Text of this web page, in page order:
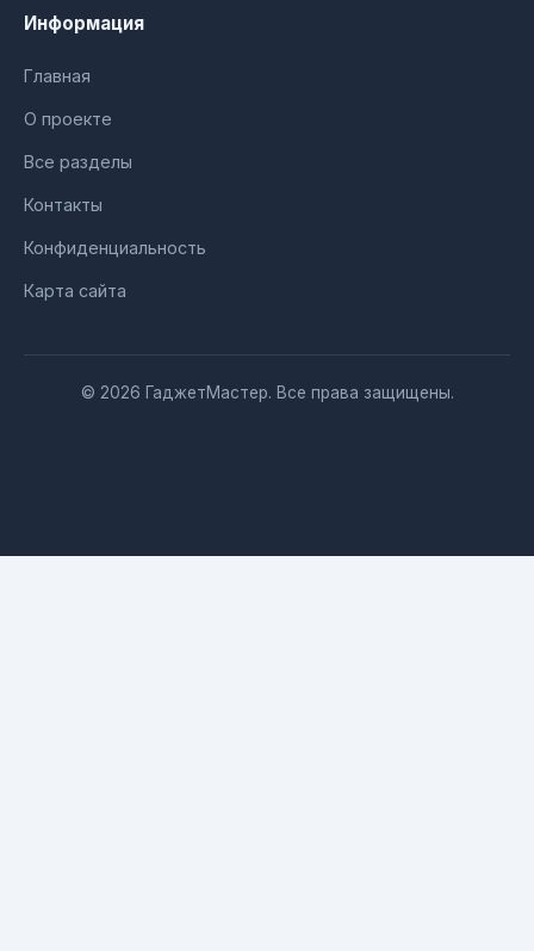
Информация
Главная
О проекте
Все разделы
Контакты
Конфиденциальность
Карта сайта
© 2026 ГаджетМастер. Все права защищены.